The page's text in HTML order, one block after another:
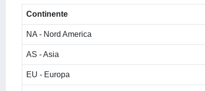
Continente
NA - Nord America
AS - Asia
EU - Europa